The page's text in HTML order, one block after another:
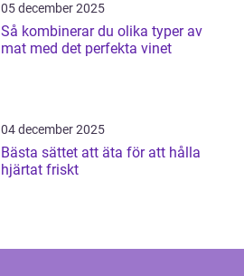
05 december 2025
Så kombinerar du olika typer av
mat med det perfekta vinet
04 december 2025
Bästa sättet att äta för att hålla
hjärtat friskt